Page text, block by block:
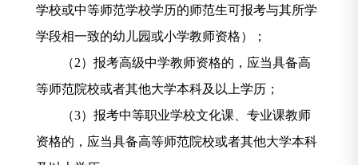
学校或中等师范学校学历的师范生可报考与其所学
学段相一致的幼儿园或小学教师资格）；
（2）报考高级中学教师资格的，应当具备高
等师范院校或者其他大学本科及以上学历；
（3）报考中等职业学校文化课、专业课教师
资格的，应当具备高等师范院校或者其他大学本科